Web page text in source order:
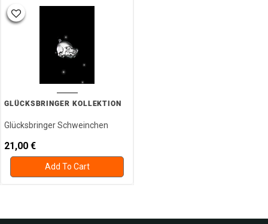
GLÜCKSBRINGER KOLLEKTION
Glücksbringer Schweinchen
21,00 €
Add To Cart